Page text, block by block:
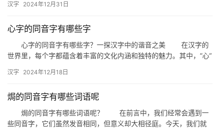
汉…
汉字 2024年12月31日
心字的同音字有哪些字
心字的同音字有哪些字？一探汉字中的谐音之美 在汉字的
世界里，每个字都蕴含着丰富的文化内涵和独特的魅力。其中，“心”
汉字 2024年12月18日
焗的同音字有哪些词语呢
焗的同音字有哪些词语呢？ 在前言中，我们经常会遇到一
些同音字，它们虽然发音相同，但意义却大相径庭。今天，我们就